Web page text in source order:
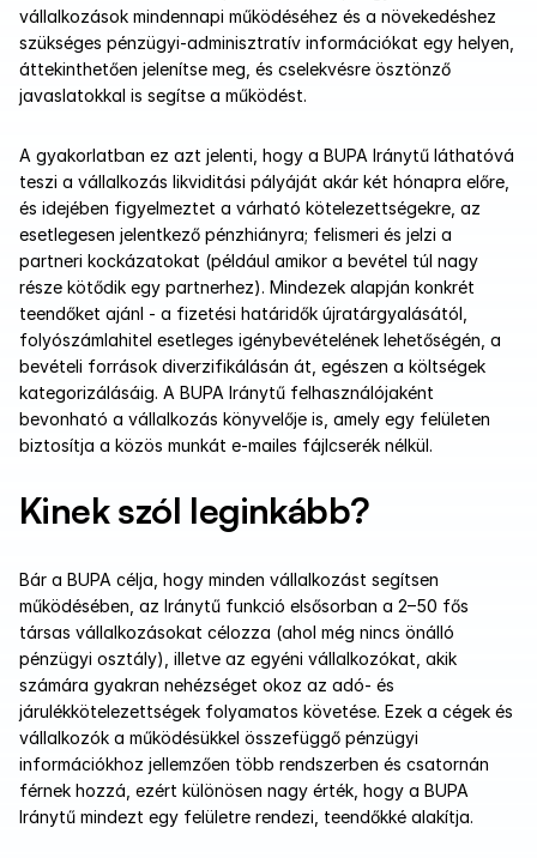
vállalkozások mindennapi működéséhez és a növekedéshez
szükséges pénzügyi-adminisztratív információkat egy helyen,
áttekinthetően jelenítse meg, és cselekvésre ösztönző
javaslatokkal is segítse a működést.
A gyakorlatban ez azt jelenti, hogy a BUPA Iránytű láthatóvá
teszi a vállalkozás likviditási pályáját akár két hónapra előre,
és idejében figyelmeztet a várható kötelezettségekre, az
esetlegesen jelentkező pénzhiányra; felismeri és jelzi a
partneri kockázatokat (például amikor a bevétel túl nagy
része kötődik egy partnerhez). Mindezek alapján konkrét
teendőket ajánl - a fizetési határidők újratárgyalásától,
folyószámlahitel esetleges igénybevételének lehetőségén, a
bevételi források diverzifikálásán át, egészen a költségek
kategorizálásáig. A BUPA Iránytű felhasználójaként
bevonható a vállalkozás könyvelője is, amely egy felületen
biztosítja a közös munkát e-mailes fájlcserék nélkül.
Kinek szól leginkább?
Bár a BUPA célja, hogy minden vállalkozást segítsen
működésében, az Iránytű funkció elsősorban a 2–50 fős
társas vállalkozásokat célozza (ahol még nincs önálló
pénzügyi osztály), illetve az egyéni vállalkozókat, akik
számára gyakran nehézséget okoz az adó- és
járulékkötelezettségek folyamatos követése. Ezek a cégek és
vállalkozók a működésükkel összefüggő pénzügyi
információkhoz jellemzően több rendszerben és csatornán
férnek hozzá, ezért különösen nagy érték, hogy a BUPA
Iránytű mindezt egy felületre rendezi, teendőkké alakítja.